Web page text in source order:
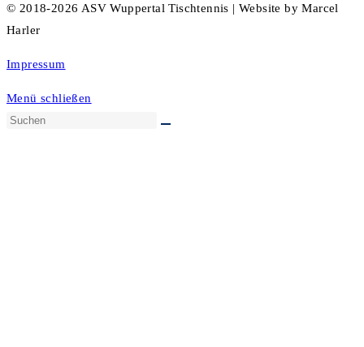
© 2018-2026 ASV Wuppertal Tischtennis | Website by Marcel
Harler
Impressum
Menü schließen